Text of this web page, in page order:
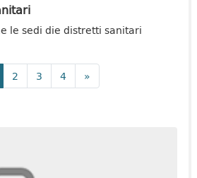
le sedi die distretti sanitari
2 3 4 »